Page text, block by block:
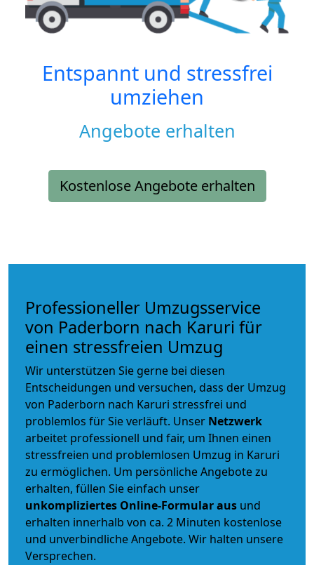
Entspannt und stressfrei
umziehen
Angebote erhalten
Kostenlose Angebote erhalten
Professioneller Umzugsservice
von Paderborn nach Karuri für
einen stressfreien Umzug
Wir unterstützen Sie gerne bei diesen
Entscheidungen und versuchen, dass der Umzug
von Paderborn nach Karuri stressfrei und
problemlos für Sie verläuft. Unser Netzwerk
arbeitet professionell und fair, um Ihnen einen
stressfreien und problemlosen Umzug in Karuri
zu ermöglichen. Um persönliche Angebote zu
erhalten, füllen Sie einfach unser
unkompliziertes Online-Formular aus und
erhalten innerhalb von ca. 2 Minuten kostenlose
und unverbindliche Angebote. Wir halten unsere
Versprechen.